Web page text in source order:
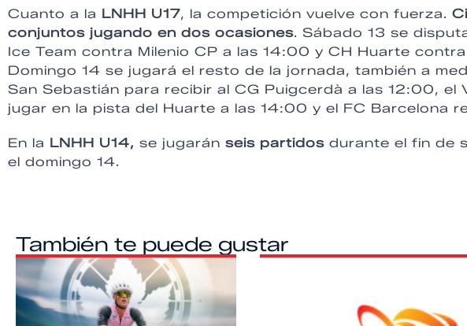
Cuanto a la LNHH U17, la competición vuelve con fuerza.
conjuntos jugando en dos ocasiones. Sábado 13 se
Ice Team contra Milenio CP a las 14:00 y CH Huarte
Domingo 14 se jugará el resto de la jornada, también a
San Sebastián para recibir al CG Puigcerdà a las 12:00, el
jugar en la pista del Huarte a las 14:00 y el FC Barcelona
En la LNHH U14, se jugarán seis partidos durante el fin de
el domingo 14.
También te puede gustar